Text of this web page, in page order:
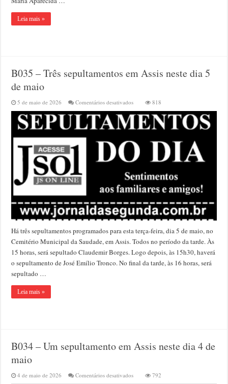
Leia mais »
B035 – Três sepultamentos em Assis neste dia 5
de maio
5 de maio de 2026 Comentários desativadosem
–
Três
sepultamentos
em
Assis
neste
dia
de
maio
818
Há três sepultamentos programados para esta terça-feira, dia 5 de maio, no
Cemitério Municipal da Saudade, em Assis. Todos no período da tarde. Às
15 horas, será sepultado Claudemir Borges. Logo depois, às 15h30, haverá
o sepultamento de José Emílio Tronco. No final da tarde, às 16 horas, será
sepultado …
Leia mais »
B034 – Um sepultamento em Assis neste dia 4 de
maio
4 de maio de 2026 Comentários desativadosem
792